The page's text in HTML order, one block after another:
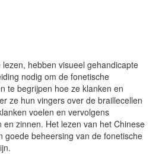
hebben visueel gehandicapte
nodig om de fonetische
te begrijpen hoe ze klanken en
ze hun vingers over de braillecellen
voelen en vervolgens
zinnen. Het lezen van het Chinese
goede beheersing van de fonetische